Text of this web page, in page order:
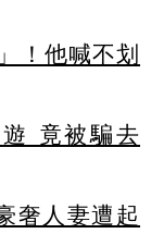
！他喊不划
竟被騙去
奢人妻遭起